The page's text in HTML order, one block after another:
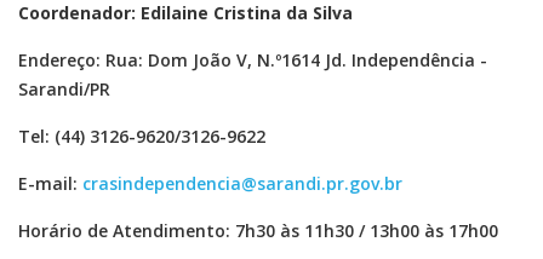
Coordenador: Edilaine Cristina da Silva
Endereço: Rua: Dom João V, N.º1614 Jd. Independência -
Sarandi/PR
Tel: (44) 3126-9620/3126-9622
E-mail: crasindependencia@sarandi.pr.gov.br
Horário de Atendimento: 7h30 às 11h30 / 13h00 às 17h00